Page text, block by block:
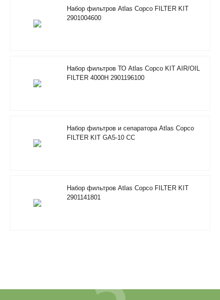
Набор фильтров Atlas Copco FILTER KIT
2901004600
Набор фильтров ТО Atlas Copco KIT AIR/OIL
FILTER 4000H 2901196100
Набор фильтров и сепаратора Atlas Copco
FILTER KIT GA5-10 CC
Набор фильтров Atlas Copco FILTER KIT
2901141801